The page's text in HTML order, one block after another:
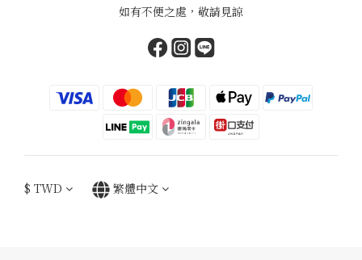
如有不便之處，敬請見諒
$ TWD 繁體中文